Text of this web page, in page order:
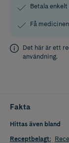
Betala
Få
Det här är ett
användning.
Fakta
Hittas även bland
Receptbelagt: